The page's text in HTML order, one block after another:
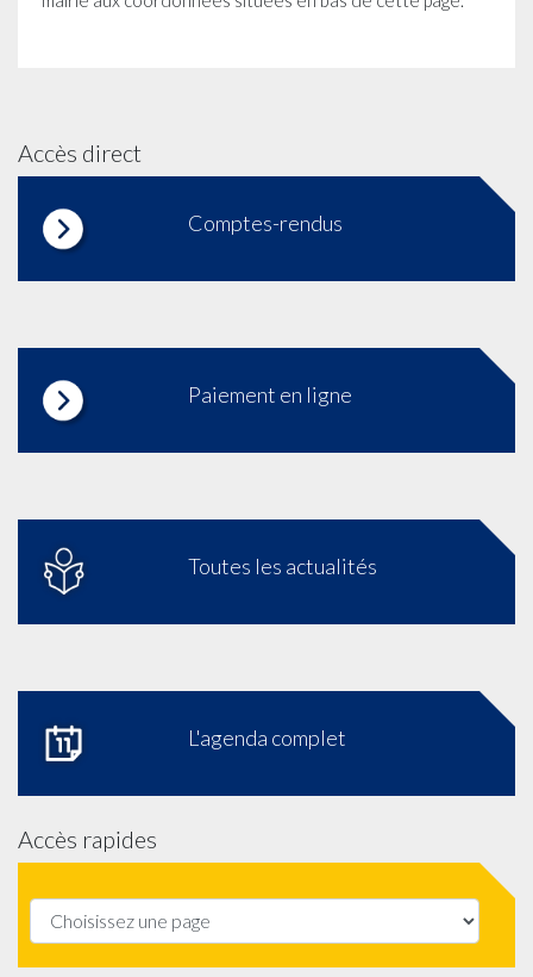
Accès direct
Comptes-rendus
Paiement en ligne
Toutes les actualités
L'agenda complet
Accès rapides